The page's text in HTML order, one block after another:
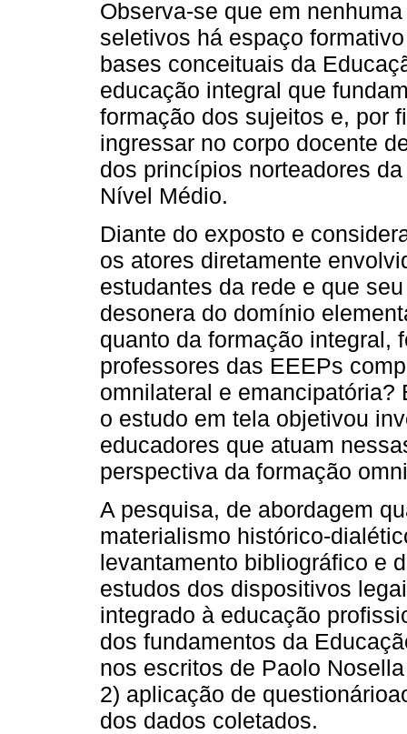
Observa-se que em
seletivos há espaço
bases conceituais da
educação integral que
formação dos sujeitos e, por
ingressar no corpo docente
dos princípios norteadores
Nível Médio.
Diante do exposto e
os atores diretamente
estudantes da rede e que
desonera do domínio
quanto da formação integral,
professores das EEEPs
omnilateral e
o estudo em tela objetivou
educadores que atuam
perspectiva da formação
A pesquisa, de abordagem
materialismo histórico-
levantamento bibliográfico e
estudos dos dispositivos
integrado à educação
dos fundamentos da
nos escritos de Paolo
2) aplicação de
dos dados coletados.